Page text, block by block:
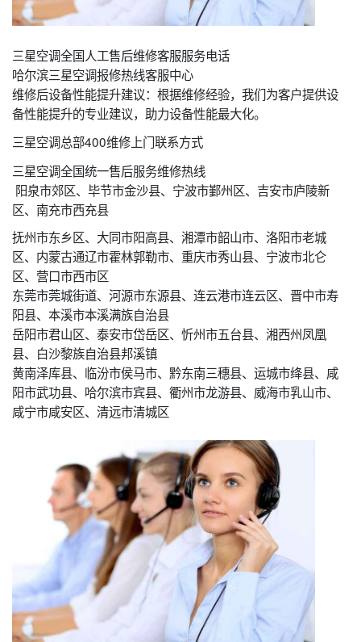
三星空调全国人工售后维修客服服务电话
哈尔滨三星空调报修热线客服中心
维修后设备性能提升建议：根据维修经验，我们为客户提供设
备性能提升的专业建议，助力设备性能最大化。
三星空调总部400维修上门联系方式
三星空调全国统一售后服务维修热线
阳泉市郊区、毕节市金沙县、宁波市鄞州区、吉安市庐陵新
区、南充市西充县
抚州市东乡区、大同市阳高县、湘潭市韶山市、洛阳市老城
区、内蒙古通辽市霍林郭勒市、重庆市秀山县、宁波市北仑
区、营口市西市区
东莞市莞城街道、河源市东源县、连云港市连云区、晋中市寿
阳县、本溪市本溪满族自治县
岳阳市君山区、泰安市岱岳区、忻州市五台县、湘西州凤凰
县、白沙黎族自治县邦溪镇
黄南泽库县、临汾市侯马市、黔东南三穗县、运城市绛县、咸
阳市武功县、哈尔滨市宾县、衢州市龙游县、威海市乳山市、
咸宁市咸安区、清远市清城区